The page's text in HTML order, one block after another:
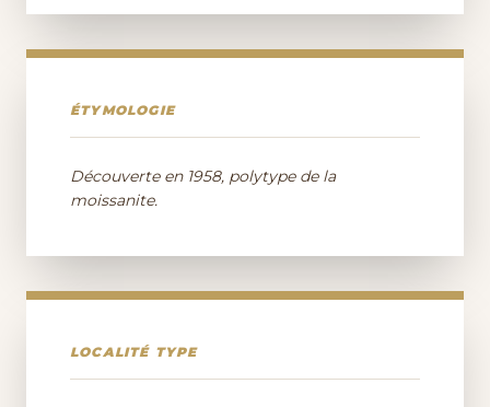
ÉTYMOLOGIE
Découverte en 1958, polytype de la
moissanite.
LOCALITÉ TYPE